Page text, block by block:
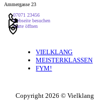
Ammergasse 23
07071 23456
Webseite besuchen
Karte öffnen
Copyright 2026 © Vielklang
VIELKLANG
MEISTERKLASSEN
FYM!